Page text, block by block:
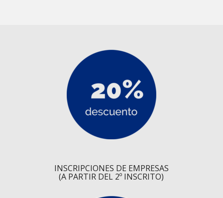
INSCRIPCIONES DE EMPRESAS
(A PARTIR DEL 2º INSCRITO)